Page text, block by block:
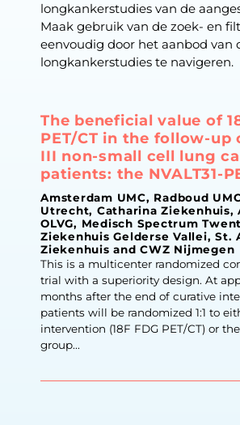
longkankerstudies van de
Maak gebruik van de zoek- en
eenvoudig door het aanbod van
longkankerstudies te navigeren.
The beneficial value of
PET/CT in the follow-up
III non-small cell lung
patients: the NVALT31-
Amsterdam UMC, Radboud
Utrecht, Catharina Ziekenhuis,
OLVG, Medisch Spectrum
Ziekenhuis Gelderse Vallei, St.
Ziekenhuis and CWZ Nijmegen
This is a multicenter randomized
trial with a superiority design. At
months after the end of curative
patients will be randomized 1:1 to
intervention (18F FDG PET/CT) or
group...